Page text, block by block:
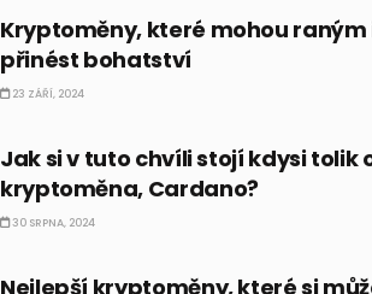
Kryptoměny, které mohou
přinést bohatství
23 ZÁŘÍ, 2024
Jak si v tuto chvíli stojí kdysi tolik
kryptoměna, Cardano?
30 SRPNA, 2024
Nejlepší kryptoměny, které si